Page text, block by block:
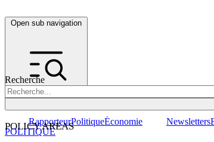
Open sub navigation
Recherche
POLICY AREAS
RapporteurPolitiqueÉconomie Newsletters
POLITIQUE